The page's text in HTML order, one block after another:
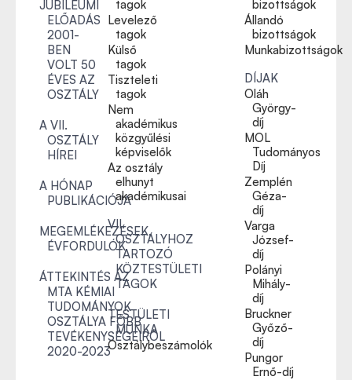
JUBILEUMI
ELŐADÁS
2001-
BEN
VOLT 50
ÉVES AZ
OSZTÁLY
A VII.
OSZTÁLY
HÍREI
A HÓNAP
PUBLIKÁCIÓJA
MEGEMLÉKEZÉSEK,
ÉVFORDULÓK
ÁTTEKINTÉS AZ
MTA KÉMIAI
TUDOMÁNYOK
OSZTÁLYA FŐBB
TEVÉKENYSÉGEIRŐL
2020-2023
tagok
Levelező
tagok
Külső
tagok
Tiszteleti
tagok
Nem
akadémikus
közgyűlési
képviselők
Az osztály
elhunyt
akadémikusai
VII.
OSZTÁLYHOZ
TARTOZÓ
KÖZTESTÜLETI
TAGOK
TESTÜLETI
MUNKA
Osztálybeszámolók
bizottságok
Állandó
bizottságok
Munkabizottságok
DÍJAK
Oláh
György-
díj
MOL
Tudományos
Díj
Zemplén
Géza-
díj
Varga
József-
díj
Polányi
Mihály-
díj
Bruckner
Győző-
díj
Pungor
Ernő-díj